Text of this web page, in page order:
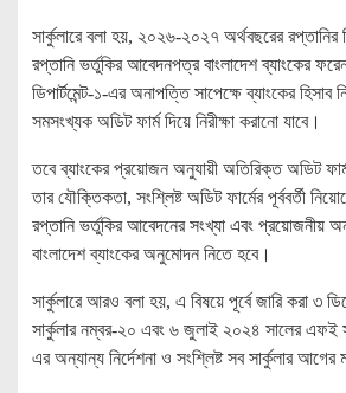
সার্কুলারে বলা হয়, ২০২৬-২০২৭ অর্থবছরের রপ্তানির
রপ্তানি ভর্তুকির আবেদনপত্র বাংলাদেশ ব্যাংকের
ডিপার্টমেন্ট-১-এর অনাপত্তি সাপেক্ষে ব্যাংকের হিসাব
সমসংখ্যক অডিট ফার্ম দিয়ে নিরীক্ষা করানো যাবে।
তবে ব্যাংকের প্রয়োজন অনুযায়ী অতিরিক্ত অডিট
তার যৌক্তিকতা, সংশ্লিষ্ট অডিট ফার্মের পূর্ববর্তী
রপ্তানি ভর্তুকির আবেদনের সংখ্যা এবং প্রয়োজনীয়
বাংলাদেশ ব্যাংকের অনুমোদন নিতে হবে।
সার্কুলারে আরও বলা হয়, এ বিষয়ে পূর্বে জারি করা ৩
সার্কুলার নম্বর-২০ এবং ৬ জুলাই ২০২৪ সালের এফই
এর অন্যান্য নির্দেশনা ও সংশ্লিষ্ট সব সার্কুলার